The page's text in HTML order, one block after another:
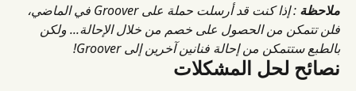
ملاحظة
: إذا كنت قد أرسلت حملة على Groover في الماضي،
فلن تتمكن من الحصول على خصم من خلال الإحالة... ولكن
بالطبع ستتمكن من إحالة فنانين آخرين إلى Groover!
نصائح لحل المشكلات